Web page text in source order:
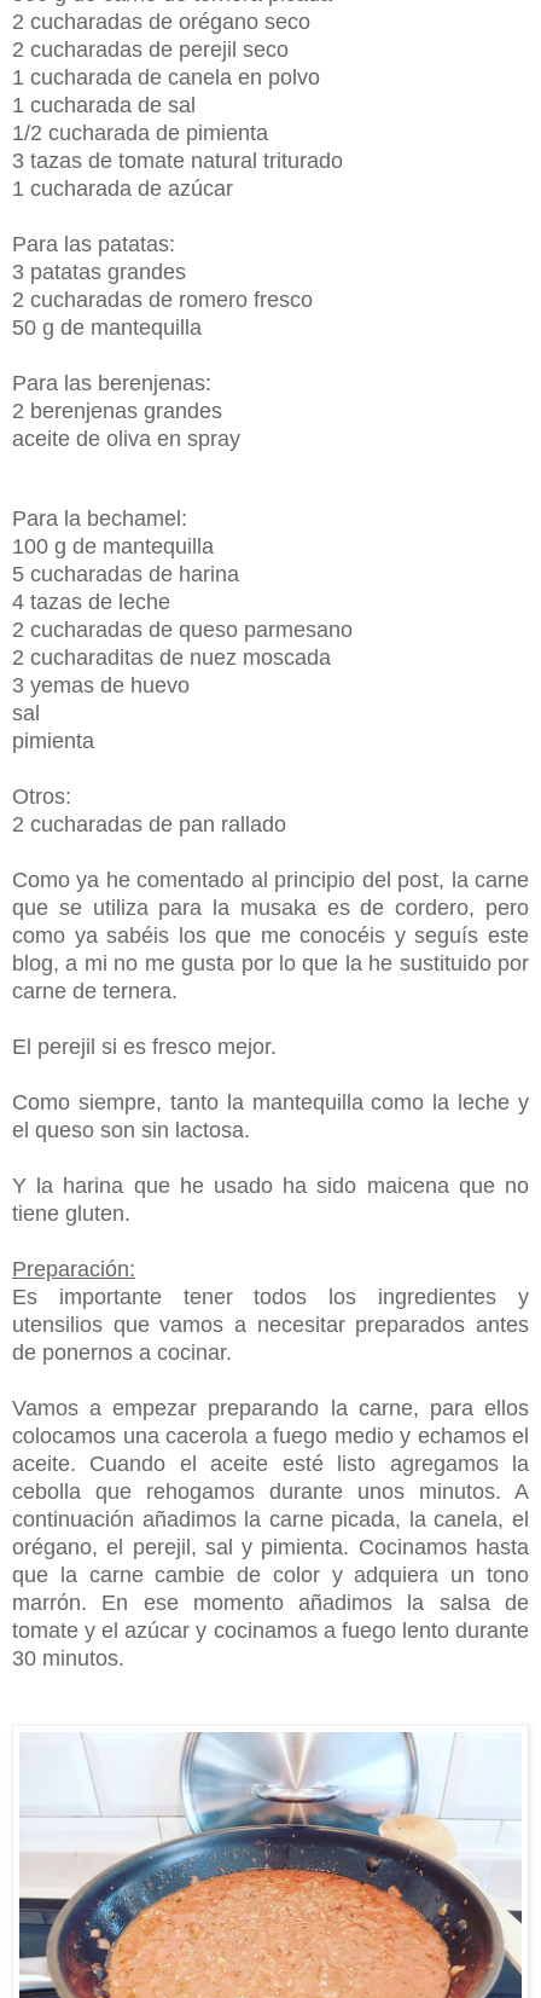
2 cucharadas de orégano seco
2 cucharadas de perejil seco
1 cucharada de canela en polvo
1 cucharada de sal
1/2 cucharada de pimienta
3 tazas de tomate natural triturado
1 cucharada de azúcar
Para las patatas:
3 patatas grandes
2 cucharadas de romero fresco
50 g de mantequilla
Para las berenjenas:
2 berenjenas grandes
aceite de oliva en spray
Para la bechamel:
100 g de mantequilla
5 cucharadas de harina
4 tazas de leche
2 cucharadas de queso parmesano
2 cucharaditas de nuez moscada
3 yemas de huevo
sal
pimienta
Otros:
2 cucharadas de pan rallado
Como ya he comentado al principio del post, la carne
que se utiliza para la musaka es de cordero, pero
como ya sabéis los que me conocéis y seguís este
blog, a mi no me gusta por lo que la he sustituido por
carne de ternera.
El perejil si es fresco mejor.
Como siempre, tanto la mantequilla como la leche y
el queso son sin lactosa.
Y la harina que he usado ha sido maicena que no
tiene gluten.
Preparación:
Es importante tener todos los ingredientes y
utensilios que vamos a necesitar preparados antes
de ponernos a cocinar.
Vamos a empezar preparando la carne, para ellos
colocamos una cacerola a fuego medio y echamos el
aceite. Cuando el aceite esté listo agregamos la
cebolla que rehogamos durante unos minutos. A
continuación añadimos la carne picada, la canela, el
orégano, el perejil, sal y pimienta. Cocinamos hasta
que la carne cambie de color y adquiera un tono
marrón. En ese momento añadimos la salsa de
tomate y el azúcar y cocinamos a fuego lento durante
30 minutos.